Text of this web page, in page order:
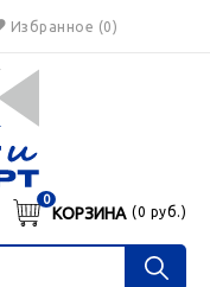
Избранное (0)
КОРЗИНА
0
(0 руб.)